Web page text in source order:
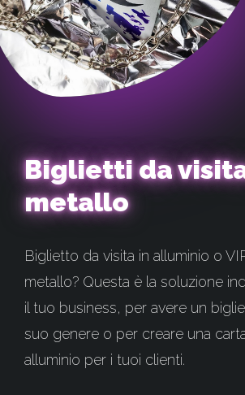
Biglietti da
metallo
Biglietto da visita in alluminio o
metallo? Questa è la soluzione
il tuo business, per avere un
suo genere o per creare una
alluminio per i tuoi clienti.